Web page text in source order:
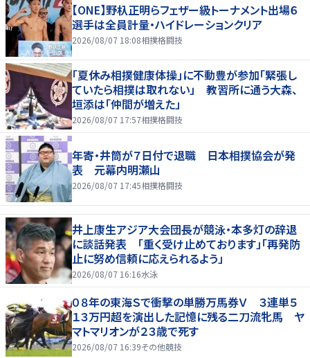
【ONE】野杁正明らフェザー級トーナメント出場６
選手は全員計量・ハイドレーションクリア
2026/08/07 18:08相撲格闘技
「夏休み相撲健康体操」に不動豊が参加「緊張し
ていたら相撲は取れない」 教習所に通う大森、
垣添は「仲間が増えた」
2026/08/07 17:57相撲格闘技
年寄・井筒が７日付で退職 日本相撲協会が発
表 元幕内明瀬山
2026/08/07 17:45相撲格闘技
井上康生アジア大会団長が競泳・本多灯の辞退
に談話発表 「重く受け止めております」「再発防
止に努め信頼に応えられるよう」
2026/08/07 16:16水泳
０８年の東海Ｓで衝撃の単勝万馬券Ｖ ３連単５
１３万円超を演出した記憶に残る二刀流牝馬 ヤ
マトマリオンが２３歳で死す
2026/08/07 16:39その他競技